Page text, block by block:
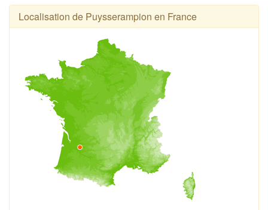
Localisation de Puysserampion en France